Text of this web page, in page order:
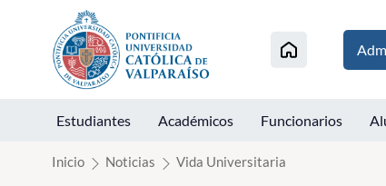
Click acá para ir directamente al contenido
Estudiantes Académicos Funcionarios
Inicio Noticias Vida Universitaria